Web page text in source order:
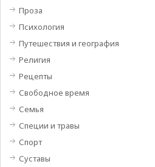
Проза
Психология
Путешествия и география
Религия
Рецепты
Свободное время
Семья
Специи и травы
Спорт
Суставы